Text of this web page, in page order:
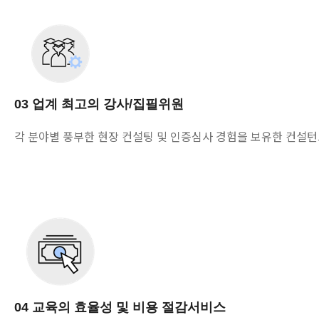
03 업계 최고의 강사/집필위원
각 분야별 풍부한 현장 컨설팅 및 인증심사 경험을 보유한 컨설
04 교육의 효율성 및 비용 절감서비스